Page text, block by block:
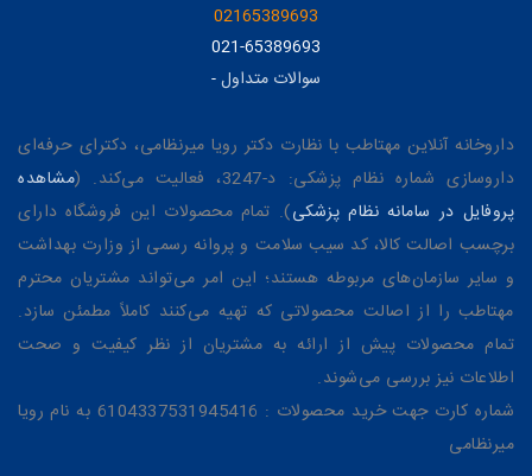
02165389693
021-65389693
سوالات متداول-
داروخانه آنلاین مهتاطب با نظارت دکتر رویا میرنظامی، دکترای حرفه‌ای
داروسازی شماره نظام پزشکی: د-3247، فعالیت می‌کند. (
مشاهده
پروفایل در سامانه نظام پزشکی). تمام محصولات این فروشگاه دارای
برچسب اصالت کالا، کد سیب سلامت و پروانه رسمی از وزارت بهداشت
و سایر سازمان‌های مربوطه هستند؛ این امر می‌تواند مشتریان محترم
مهتاطب را از اصالت محصولاتی که تهیه می‌کنند کاملاً مطمئن سازد.
تمام محصولات پیش از ارائه به مشتریان از نظر کیفیت و صحت
اطلاعات نیز بررسی می‌شوند.
شماره کارت جهت خرید محصولات : 6104337531945416 به نام رویا
میرنظامی